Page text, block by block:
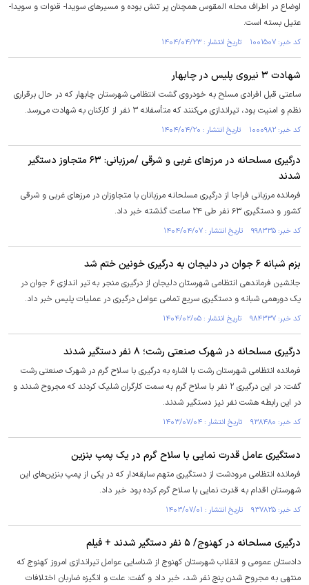
اوضاع در اطراف محله المقوس همچنان پر تنش بوده و مسیرهای سویدا- قنوات و سویدا-
عتیل بسته است.
کد خبر: ۱۰۰۱۵۰۷ تاریخ انتشار : ۱۴۰۴/۰۴/۲۳
شهادت ۳ نیروی پلیس در چابهار
ساعتی قبل افرادی مسلح به خودروی گشت انتظامی شهرستان چابهار که در حال برقراری
نظم و امنیت بود، تیراندازی می‌کنند که متأسفانه ۳ نفر از کارکنان به شهادت می‌رسد.
کد خبر: ۱۰۰۰۹۸۲ تاریخ انتشار : ۱۴۰۴/۰۴/۲۰
درگیری مسلحانه در مرز‌های غربی و شرقی /مرزبانی: ۶۳ متجاوز دستگیر
شدند
فرمانده مرزبانی فراجا از درگیری مسلحانه مرزبانان با متجاوزان در مرز‌های غربی و شرقی
کشور و دستگیری ۶۳ نفر طی ۲۴ ساعت گذشته خبر داد.
کد خبر: ۹۹۸۳۳۵ تاریخ انتشار : ۱۴۰۴/۰۴/۰۷
بزم شبانه ۶ جوان در دلیجان به درگیری خونین ختم شد
جانشین فرماندهی انتظامی شهرستان دلیجان از درگیری منجر به تیر اندازی ۶ جوان در
یک دورهمی شبانه و دستگیری سریع تمامی عوامل درگیری در عملیات پلیس خبر داد.
کد خبر: ۹۸۴۳۳۷ تاریخ انتشار : ۱۴۰۴/۰۲/۰۵
درگیری مسلحانه در شهرک صنعتی رشت؛ ۸ نفر دستگیر شدند
فرمانده انتظامی شهرستان رشت با اشاره به درگیری با سلاح گرم در شهرک صنعتی رشت
گفت: در این درگیری ۲ نفر با سلاح گرم به سمت کارگران شلیک کردند که مجروح شدند و
در این رابطه هشت نفر نیز دستگیر شدند.
کد خبر: ۹۳۸۴۸۰ تاریخ انتشار : ۱۴۰۳/۰۷/۰۴
دستگیری عامل قدرت نمایی با سلاح گرم در یک پمپ بنزین
فرمانده انتظامی مرودشت از دستگیری متهم سابقه‌دار که در یکی از پمپ بنزین‌های این
شهرستان اقدام به قدرت نمایی با سلاح گرم کرده بود خبر داد.
کد خبر: ۹۳۷۸۲۵ تاریخ انتشار : ۱۴۰۳/۰۷/۰۱
درگیری مسلحانه در کهنوج/ ۵ نفر دستگیر شدند + فیلم
دادستان عمومی و انقلاب شهرستان کهنوج از شناسایی عوامل تیراندازی امروز کهنوج که
منتهی به مجروح شدن پنج نفر شد، خبر داد و گفت: علت و انگیزه ضاربان اختلافات